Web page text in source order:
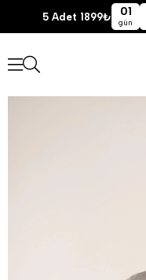
5 Adet 1899₺ 01
gün